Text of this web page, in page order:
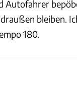
Autofahrer
bleiben.
180.